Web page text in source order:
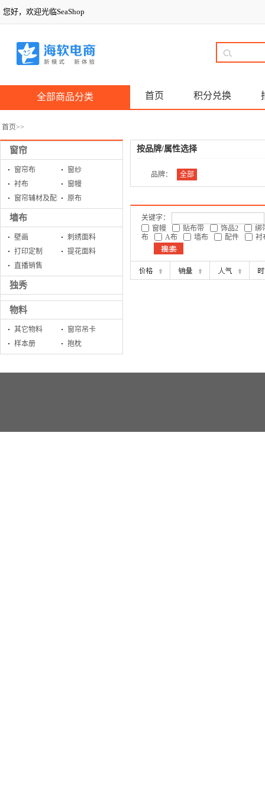
您好，欢迎光临SeaShop
全部商品分类 首页 积分兑换
首页>>
窗帘
窗帘布
窗纱
衬布
窗幔
窗帘辅材及配
件
原布
墙布
壁画
刺绣面料
打印定制
提花面料
直播销售
独秀
物料
其它物料
窗帘吊卡
样本册
抱枕
按品牌/属性选择
品牌： 全部
关键字：
窗幔
贴布带 饰品2
绑
布
A布 墙布 配件 衬